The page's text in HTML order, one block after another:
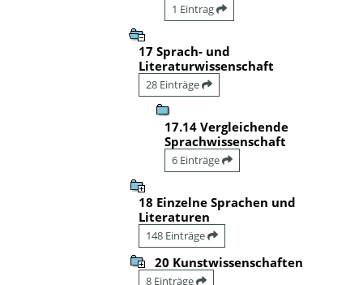
1 Eintrag
17 Sprach- und
Literaturwissenschaft
28 Einträge
17.14 Vergleichende
Sprachwissenschaft
6 Einträge
18 Einzelne Sprachen und
Literaturen
148 Einträge
20 Kunstwissenschaften
8 Einträge